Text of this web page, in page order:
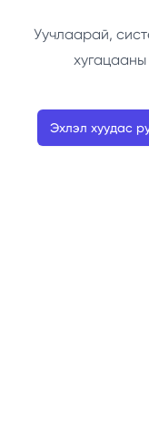
Уучлаарай,
Эхлэл хуудас